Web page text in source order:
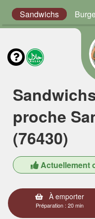
Sandwichs
proche
(76430)
Actuellement
À emporter
Préparation : 20 min